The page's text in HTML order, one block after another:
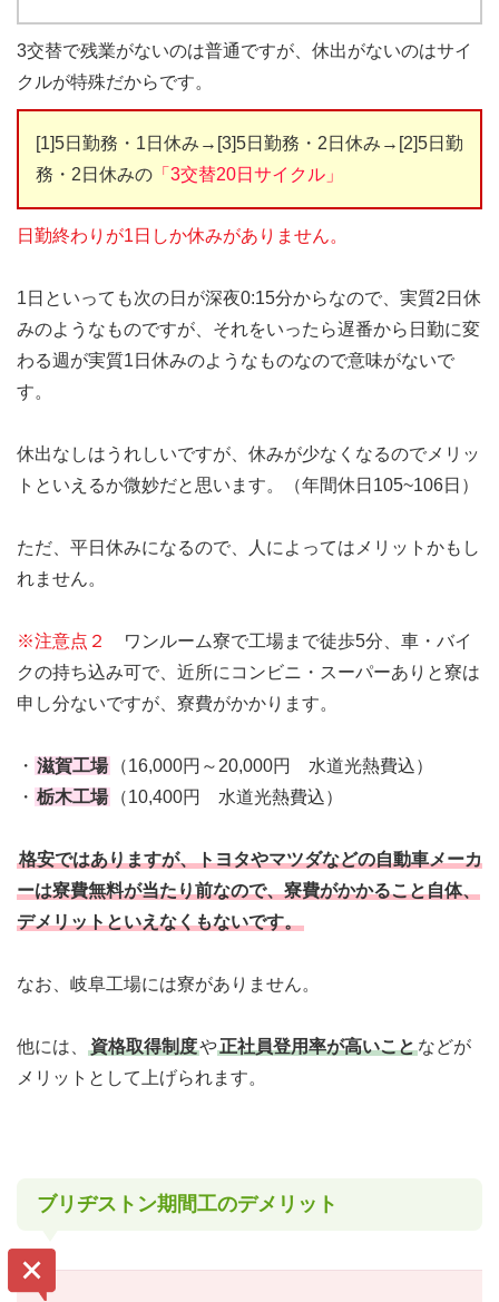
3交替で残業がないのは普通ですが、休出がないのはサイ
クルが特殊だからです。
[1]5日勤務・1日休み→[3]5日勤務・2日休み→[2]5日勤
務・2日休みの 「3交替20日サイクル」
日勤終わりが1日しか休みがありません。
1日といっても次の日が深夜0:15分からなので、実質2日休
みのようなものですが、それをいったら遅番から日勤に変
わる週が実質1日休みのようなものなので意味がないで
す。
休出なしはうれしいですが、休みが少なくなるのでメリッ
トといえるか微妙だと思います。（年間休日105~106日）
ただ、平日休みになるので、人によってはメリットかもし
れません。
※注意点２
ワンルーム寮で工場まで徒歩5分、車・バイ
クの持ち込み可で、近所にコンビニ・スーパーありと寮は
申し分ないですが、寮費がかかります。
・ 滋賀工場
（16,000円～20,000円 水道光熱費込）
・ 栃木工場 （10,400円 水道光熱費込）
格安ではありますが、トヨタやマツダなどの自動車メーカ
ーは寮費無料が当たり前なので、寮費がかかること自体、
デメリットといえなくもないです。
なお、岐阜工場には寮がありません。
他には、 資格取得制度や正社員登用率が高いことなどが
メリットとして上げられます。
ブリヂストン期間工のデメリット